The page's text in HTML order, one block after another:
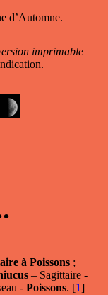
d’Automne.
imprimable
à Poissons ;
– Sagittaire -
- Poissons. [1]